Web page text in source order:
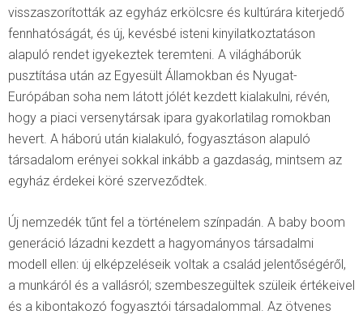
visszaszorították az egyház erkölcsre és kultúrára kiterjedő
fennhatóságát, és új, kevésbé isteni kinyilatkoztatáson
alapuló rendet igyekeztek teremteni. A világháborúk
pusztítása után az Egyesült Államokban és Nyugat-
Európában soha nem látott jólét kezdett kialakulni, révén,
hogy a piaci versenytársak ipara gyakorlatilag romokban
hevert. A háború után kialakuló, fogyasztáson alapuló
társadalom erényei sokkal inkább a gazdaság, mintsem az
egyház érdekei köré szerveződtek.
Új nemzedék tűnt fel a történelem színpadán. A baby boom
generáció lázadni kezdett a hagyományos társadalmi
modell ellen: új elképzeléseik voltak a család jelentőségéről,
a munkáról és a vallásról; szembeszegültek szüleik értékeivel
és a kibontakozó fogyasztói társadalommal. Az ötvenes